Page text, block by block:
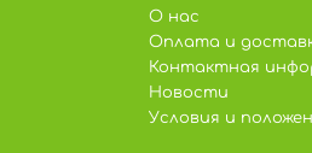
О нас
Оплата и
Контактная
Новости
Условия и